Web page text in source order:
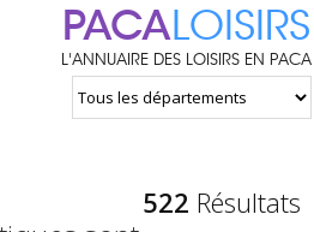
PACALOISIRS
L'ANNUAIRE DES LOISIRS EN PACA
522 Résultats